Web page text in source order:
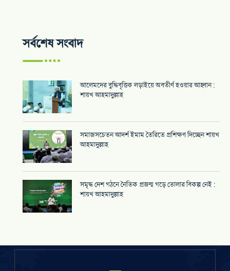
সর্বশেষ সংবাদ
আলেমদের বুদ্ধিবৃত্তিক লড়াইয়ে অবতীর্ণ হওয়ার আহ্বান :
শায়খ আহমাদুল্লাহ
সমাজসচেতন আদর্শ ইমাম তৈরিতে প্রশিক্ষণ দিচ্ছেন শায়খ
আহমাদুল্লাহ
সমৃদ্ধ দেশ গঠনে নৈতিক প্রজন্ম গড়ে তোলার বিকল্প নেই :
শায়খ আহমাদুল্লাহ